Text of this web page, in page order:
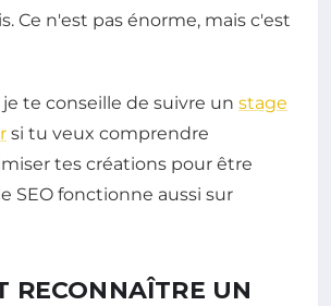
Ce n'est pas énorme, mais c'est
te conseille de suivre un stage
si tu veux comprendre
tes créations pour être
SEO fonctionne aussi sur
RECONNAÎTRE UN